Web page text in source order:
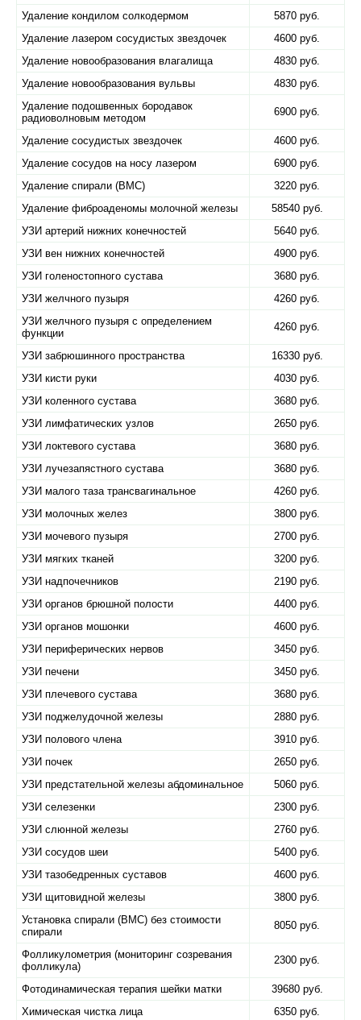
Удаление кондилом солкодермом
5870 руб.
Удаление лазером сосудистых звездочек
4600 руб.
Удаление новообразования влагалища
4830 руб.
Удаление новообразования вульвы
4830 руб.
Удаление подошвенных бородавок
радиоволновым методом
6900 руб.
Удаление сосудистых звездочек
4600 руб.
Удаление сосудов на носу лазером
6900 руб.
Удаление спирали (ВМС)
3220 руб.
Удаление фиброаденомы молочной железы
58540 руб.
УЗИ артерий нижних конечностей
5640 руб.
УЗИ вен нижних конечностей
4900 руб.
УЗИ голеностопного сустава
3680 руб.
УЗИ желчного пузыря
4260 руб.
УЗИ желчного пузыря с определением
функции
4260 руб.
УЗИ забрюшинного пространства
16330 руб.
УЗИ кисти руки
4030 руб.
УЗИ коленного сустава
3680 руб.
УЗИ лимфатических узлов
2650 руб.
УЗИ локтевого сустава
3680 руб.
УЗИ лучезапястного сустава
3680 руб.
УЗИ малого таза трансвагинальное
4260 руб.
УЗИ молочных желез
3800 руб.
УЗИ мочевого пузыря
2700 руб.
УЗИ мягких тканей
3200 руб.
УЗИ надпочечников
2190 руб.
УЗИ органов брюшной полости
4400 руб.
УЗИ органов мошонки
4600 руб.
УЗИ периферических нервов
3450 руб.
УЗИ печени
3450 руб.
УЗИ плечевого сустава
3680 руб.
УЗИ поджелудочной железы
2880 руб.
УЗИ полового члена
3910 руб.
УЗИ почек
2650 руб.
УЗИ предстательной железы абдоминальное
5060 руб.
УЗИ селезенки
2300 руб.
УЗИ слюнной железы
2760 руб.
УЗИ сосудов шеи
5400 руб.
УЗИ тазобедренных суставов
4600 руб.
УЗИ щитовидной железы
3800 руб.
Установка спирали (ВМС) без стоимости
спирали
8050 руб.
Фолликулометрия (мониторинг созревания
фолликула)
2300 руб.
Фотодинамическая терапия шейки матки
39680 руб.
Химическая чистка лица
6350 руб.